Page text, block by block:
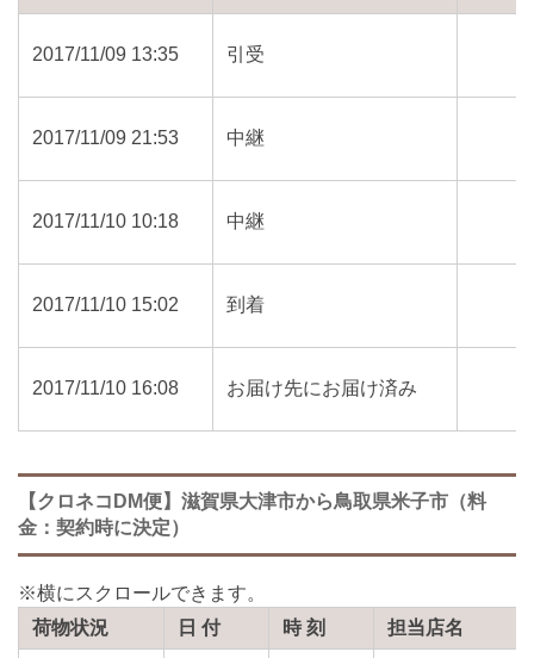
2017/11/09 13:35 引受
2017/11/09 21:53 中継
2017/11/10 10:18 中継
2017/11/10 15:02 到着
2017/11/10 16:08 お届け先にお届け済み
【クロネコDM便】滋賀県大津市から鳥取県米子市（料
金：契約時に決定）
荷物状況 日 付 時 刻 担当店名